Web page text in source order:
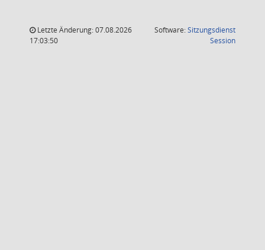
Letzte Änderung: 07.08.2026
17:03:50
Software:Sitzungsdienst
Session(Wird in